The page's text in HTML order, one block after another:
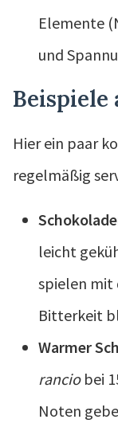
Elemente
und
Beispiele
Hier ein paar
regelmäßig
leicht
spielen mit
Bitterkeit
Warmer
ranciobei
Noten